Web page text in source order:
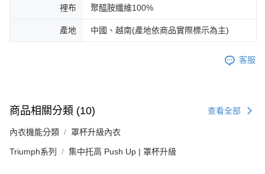
裡布 聚醯胺纖維100%
產地 中國、越南(產地依商品實際標示為主)
客服
商品相關分類 (10) 查看全部
內衣機能分類 罩杯升級內衣
Triumph系列 集中托高 Push Up | 罩杯升級